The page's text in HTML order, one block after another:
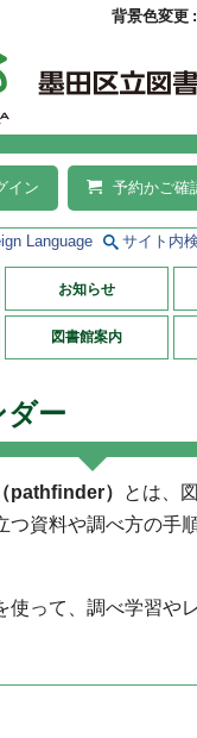
背景色変更
イン 予約かご確
Language サイト内
お知らせ
図書館案内
ー
pathﬁnder）
とは、
つ資料や調べ方の手
使って、調べ学習や